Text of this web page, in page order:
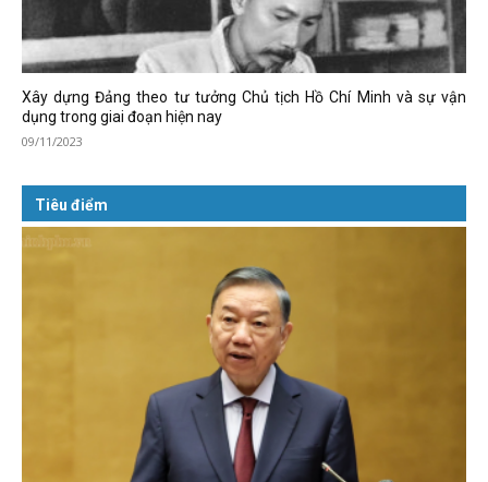
Xây dựng Đảng theo tư tưởng Chủ tịch Hồ Chí Minh và sự vận
dụng trong giai đoạn hiện nay
09/11/2023
Tiêu điểm